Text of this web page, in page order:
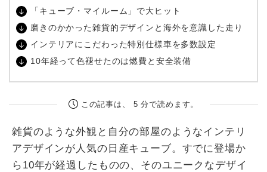
「キューブ・マイルーム」で大ヒット
磨きのかかった雑貨的デザインと海外を意識した走り
インテリアにこだわった特別仕様車を多数設定
10年経って色褪せたのは燃費と安全装備
この記事は、 5 分で読めます。
雑貨のような外観と自分の部屋のようなインテリ
アデザインが人気の日産キューブ。すでに登場か
ら10年が経過したものの、そのユニークなデザイ